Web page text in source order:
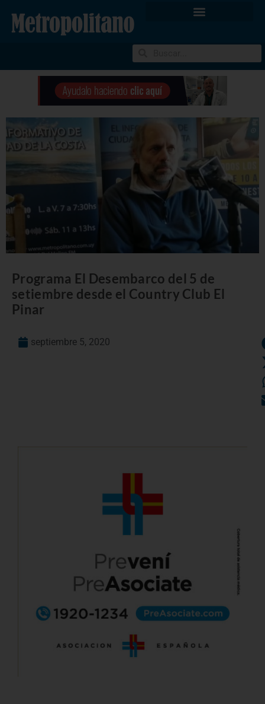
Programa El Desembarco del 5 de
setiembre desde el Country Club El
Pinar
septiembre 5, 2020